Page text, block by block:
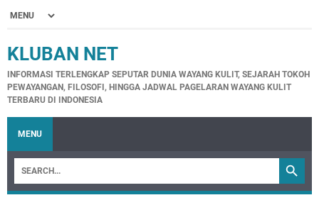
KLUBAN NET
INFORMASI TERLENGKAP SEPUTAR DUNIA WAYANG KULIT, SEJARAH TOKOH
PEWAYANGAN, FILOSOFI, HINGGA JADWAL PAGELARAN WAYANG KULIT
TERBARU DI INDONESIA
MENU